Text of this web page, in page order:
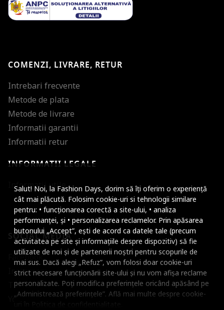
Salut! Noi, la Fashion Days, dorim să îți oferim o experiență
cât mai plăcută. Folosim cookie-uri si tehnologii similare
pentru: • funcționarea corectă a site-ului, • analiza
performanței, și • personalizarea reclamelor. Prin apăsarea
butonului „Accept”, ești de acord ca datele tale (precum
activitatea pe site și informațiile despre dispozitiv) să fie
utilizate de noi și de partenerii noștri pentru scopurile de
mai sus. Dacă alegi „Refuz”, vom folosi doar cookie-uri
strict necesare funcționării site-ului și nu vom afișa reclame
personalizate. Poți modifica preferințele oricând apăsând pe
„Administrează preferințele”. Află mai multe despre cookie-
COMENZI, LIVRARE, RETUR
Intrebari frecvente
Metode de plata
Metode de livrare
Informatii garantii
Informatii retur
INFORMATII LEGALE
Informatii utile
SOCIAL MEDIA
Facebook
Instagram
TikTok
Youtube
Micsoreaza
Mareste spatierea
Micsoreaza
Mareste inaltimea
Micsoreaza
Inverseaza culorile